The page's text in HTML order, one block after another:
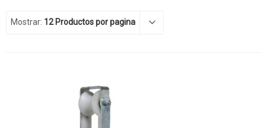
Mostrar: 12 Productos por pagina